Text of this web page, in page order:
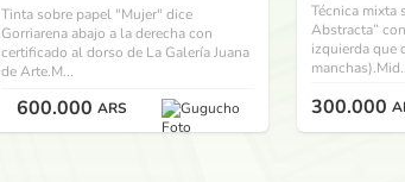
Tinta sobre papel "Mujer" dice
Gorriarena abajo a la derecha con
certificado al dorso de La Galería Juana
de Arte.M...
600.000 ARS Gugucho
Técnica mixta
Abstracta”
izquierda que
300.000